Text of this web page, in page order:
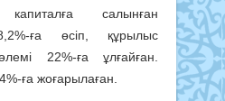
капиталға салынған
ға өсіп, құрылыс
22%-ға ұлғайған.
ға жоғарылаған.